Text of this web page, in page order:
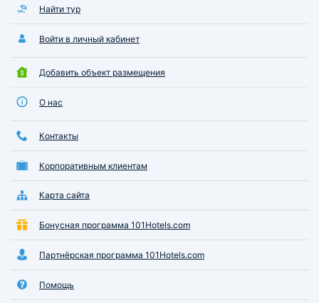
Найти тур
Войти в личный кабинет
Добавить объект размещения
О нас
Контакты
Корпоративным клиентам
Карта сайта
Бонусная программа 101Hotels.com
Партнёрская программа 101Hotels.com
Помощь